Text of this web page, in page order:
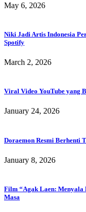
May 6, 2026
Niki Jadi Artis Indonesia
Spotify
March 2, 2026
Viral Video YouTube yang
January 24, 2026
Doraemon Resmi Berhenti
January 8, 2026
Film “Agak Laen: Menyala
Masa